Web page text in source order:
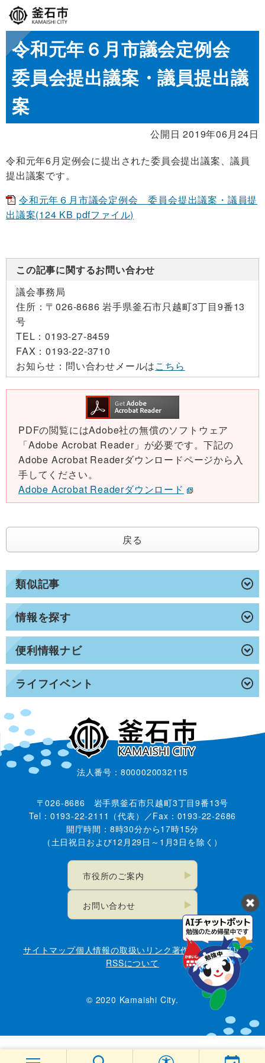
類似記事
情報を探す
便利情報ナビ
ライフイベント
令和元年６月市議会定例会
委員会提出議案・議員提出議
案
公開日 2019年06月24日
令和元年6月定例会に提出された委員会提出議案、議員
提出議案です。
令和元年６月市議会定例会 委員会提出議案・議員提
出議案(124 KB pdfファイル)
この記事に関するお問い合わせ
議会事務局
住所： 〒026-8686 岩手県釜石市只越町3丁目9番13
号
TEL：0193-27-8459
FAX：0193-22-3710
お知らせ： 問い合わせメールはこちら
PDFの閲覧にはAdobe社の無償のソフトウェア
「Adobe Acrobat Reader」が必要です。下記の
Adobe Acrobat Readerダウンロードページから入
手してください。
Adobe Acrobat Readerダウンロード
戻る
法人番号：8000020032115
〒026-8686 岩手県釜石市只越町3丁目9番13号
Tel：0193-22-2111（代表）／Fax：0193-22-2686
開庁時間：8時30分から17時15分
（土日祝日および12月29日～1月3日を除く）
市役所のご案内
お問い合わせ
サイトマップ個人情報の取扱い リンク著作権・免責事項
RSSについて
© 2020 Kamaishi City.